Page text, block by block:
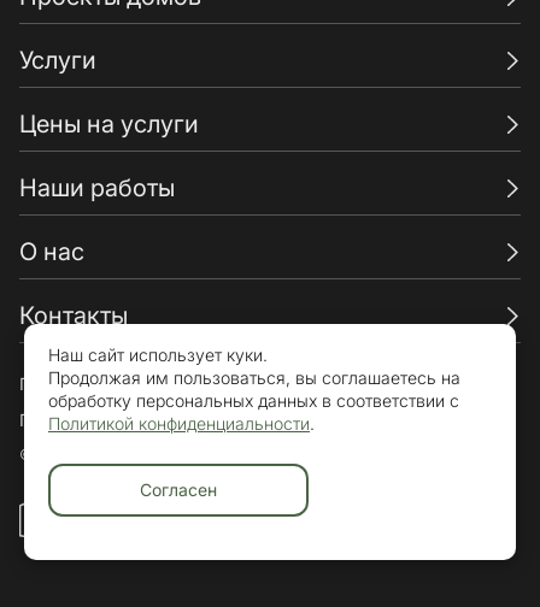
Пользовательское соглашение
Политика конфиденциальности
© «Брикхаус» 2015-2026. Все права защищены.
Услуги
Цены на услуги
Наши работы
О нас
Контакты
Наш сайт использует куки.
Продолжая им пользоваться, вы соглашаетесь на
обработку персональных данных в соответствии с
Политикой конфиденциальности.
Согласен